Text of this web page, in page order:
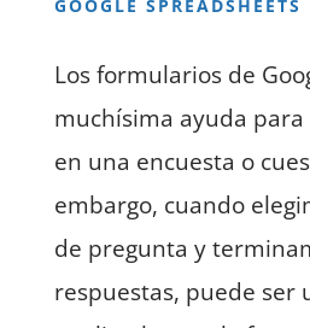
GOOGLE SPREADSHEETS
Los formularios de
muchísima ayuda
en una encuesta o
embargo, cuando
de pregunta y
respuestas, puede ser